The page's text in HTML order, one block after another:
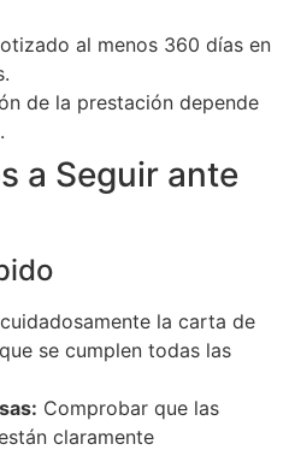
al menos 360 días en
de la prestación depende
a Seguir ante
la carta de
se cumplen todas las
Comprobar que las
claramente